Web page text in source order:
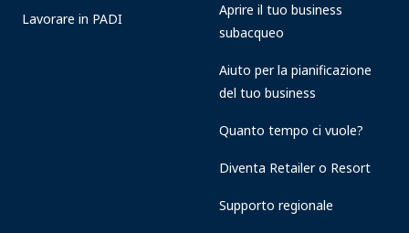
Lavorare in PADI
Aprire il tuo business
subacqueo
Aiuto per la pianificazione
del tuo business
Quanto tempo ci vuole?
Diventa Retailer o Resort
Supporto regionale